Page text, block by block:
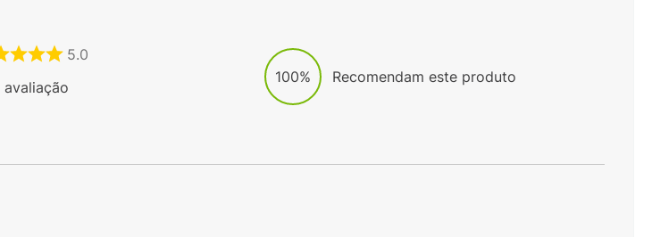
5.0
avaliação
100% Recomendam este produto